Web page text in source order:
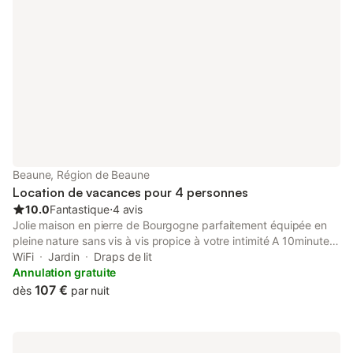
Beaune, Région de Beaune
Location de vacances pour 4 personnes
10.0Fantastique⋅4 avis
Jolie maison en pierre de Bourgogne parfaitement équipée en
pleine nature sans vis à vis propice à votre intimité A 10minutes
de toutes commodités idéale pour une famille de 4 personnes
avec jardin clos, terrasse ensoleillée toute la journée coin
pelouse avec transats ombragé le gîte est équipé d'une cuisine
WiFi Jardin
Draps de lit
Annulation gratuite
dès 107 € par nuit